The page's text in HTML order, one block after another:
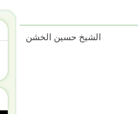
الشيخ حسين الخشن